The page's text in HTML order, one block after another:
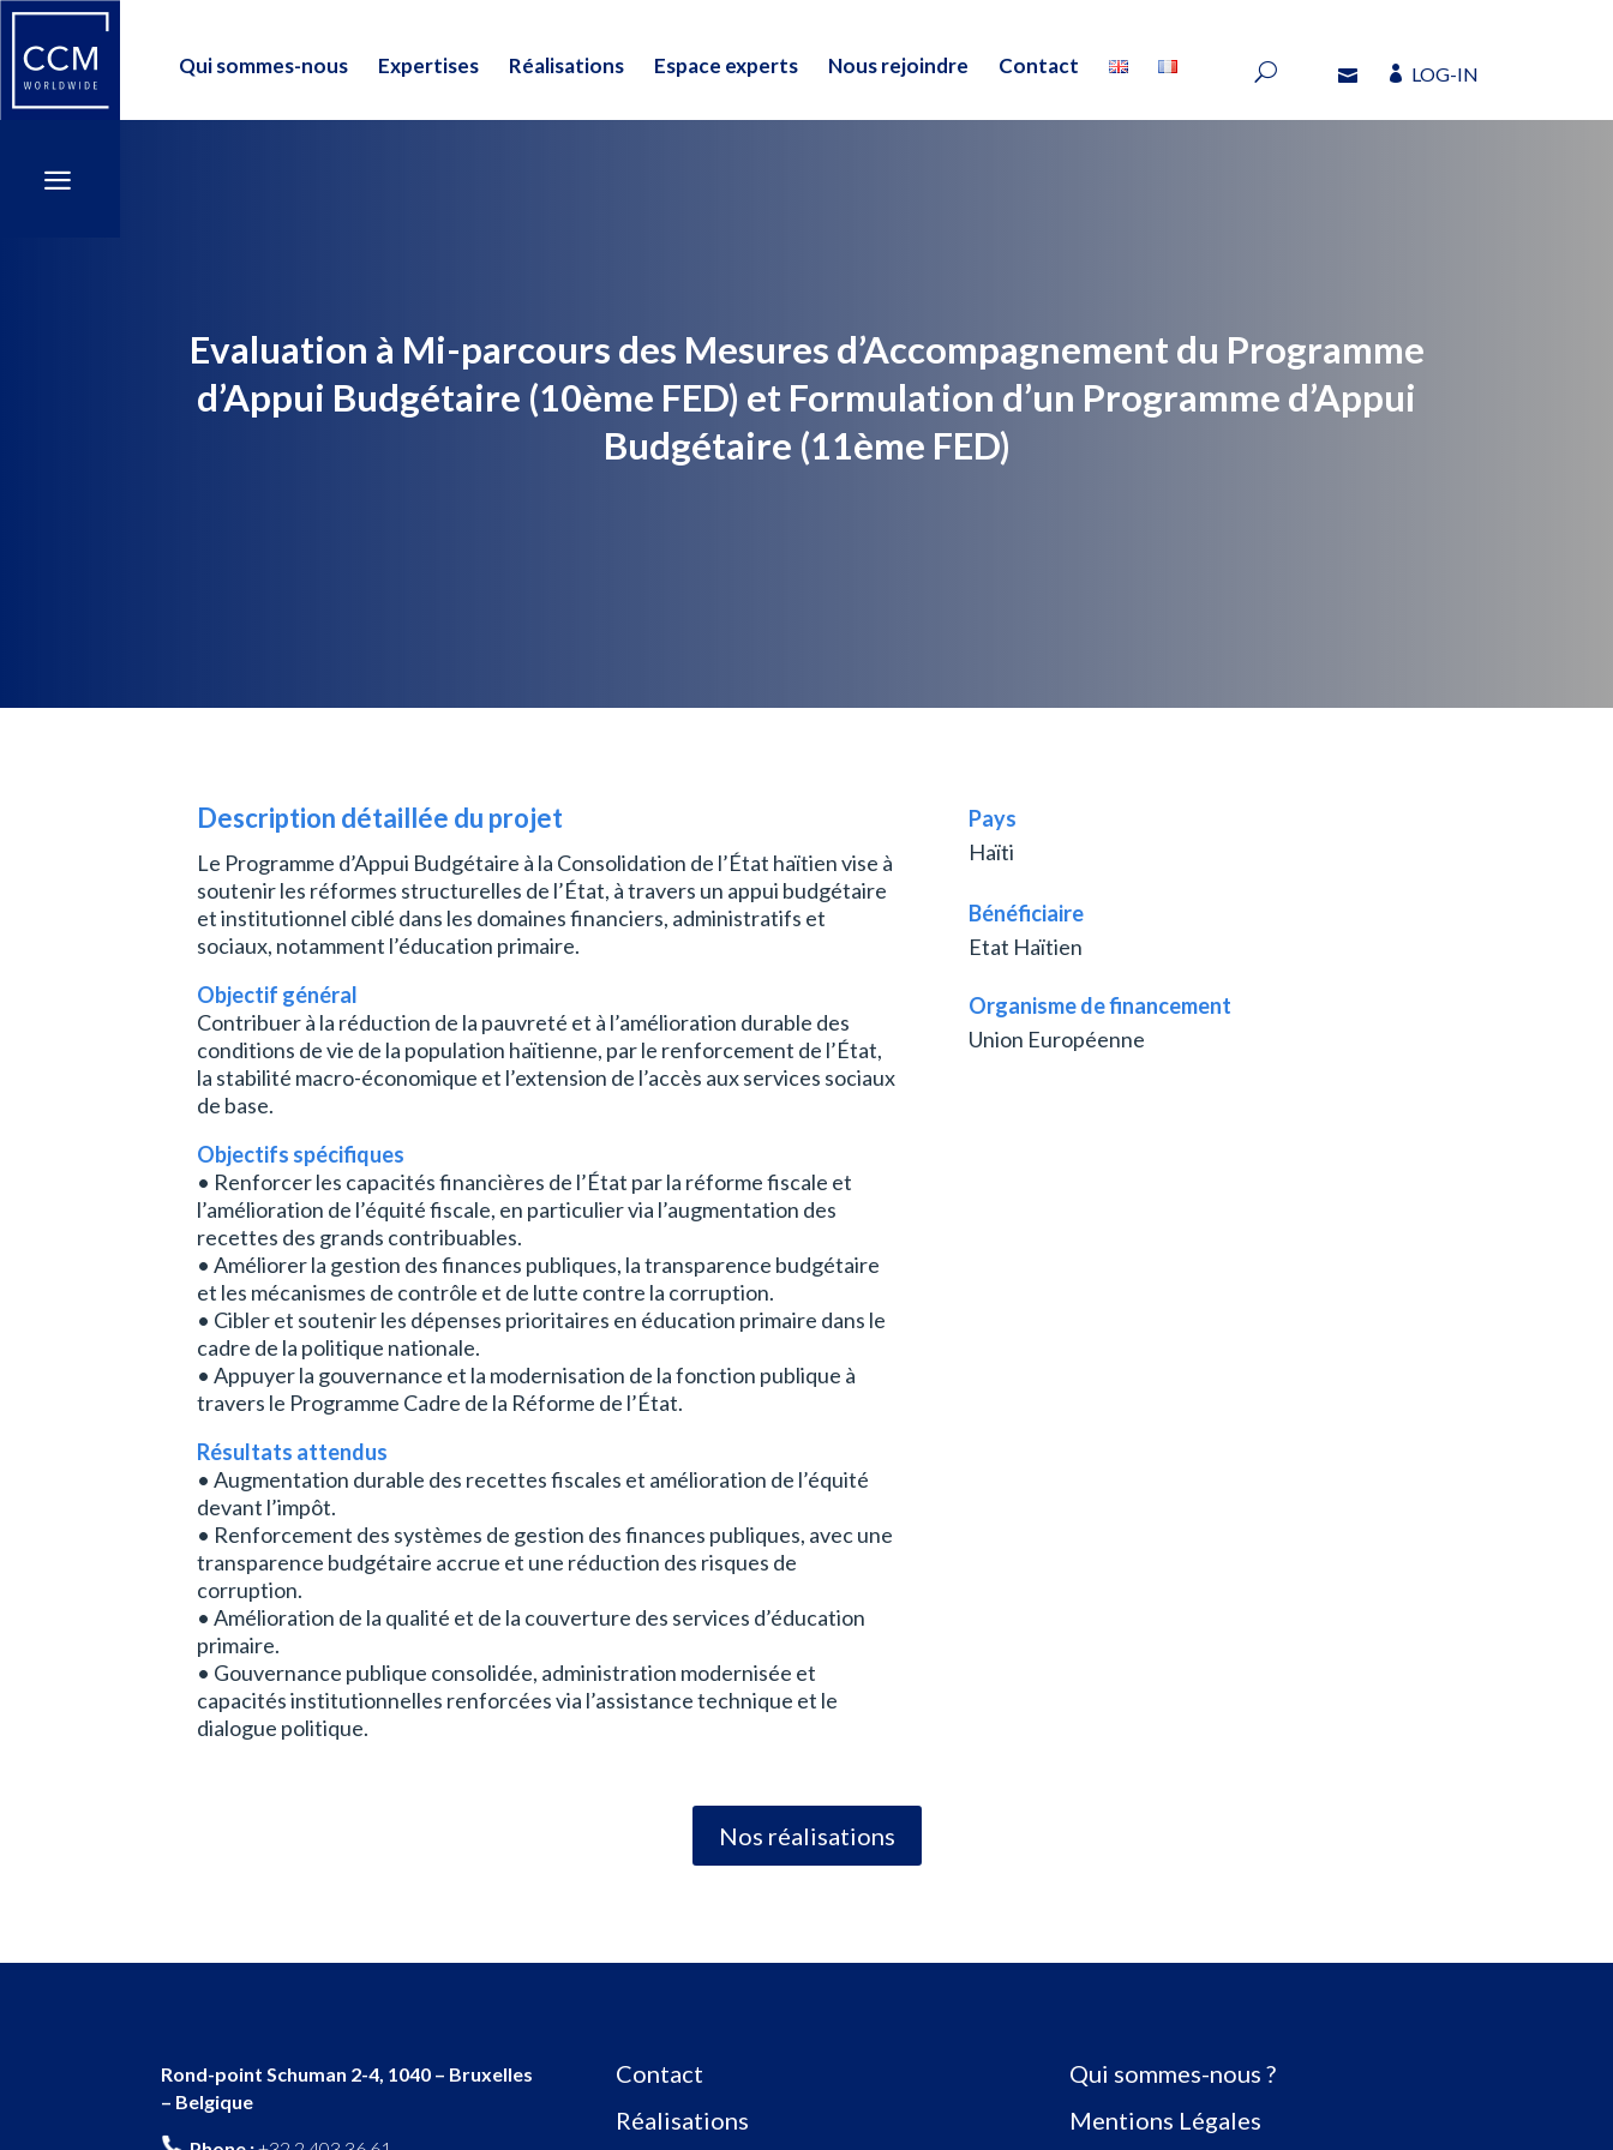
Qui sommes-nous Expertises Réalisations Espace experts Nous rejoindre Contact
a
LOG-IN
Qui sommes-nous Expertises Réalisations Espace experts Nous rejoindre Contact
a
Evaluation à Mi-parcours des Mesures d’Accompagnement du Programme
d’Appui Budgétaire (10ème FED) et Formulation d’un Programme d’Appui
Budgétaire (11ème FED)
Description détaillée du projet
Le Programme d’Appui Budgétaire à la Consolidation de l’État haïtien vise à
soutenir les réformes structurelles de l’État, à travers un appui budgétaire
et institutionnel ciblé dans les domaines financiers, administratifs et
sociaux, notamment l’éducation primaire.
Objectif général
Contribuer à la réduction de la pauvreté et à l’amélioration durable des
conditions de vie de la population haïtienne, par le renforcement de l’État,
la stabilité macro-économique et l’extension de l’accès aux services sociaux
de base.
Objectifs spécifiques
• Renforcer les capacités financières de l’État par la réforme fiscale et
l’amélioration de l’équité fiscale, en particulier via l’augmentation des
recettes des grands contribuables.
• Améliorer la gestion des finances publiques, la transparence budgétaire
et les mécanismes de contrôle et de lutte contre la corruption.
• Cibler et soutenir les dépenses prioritaires en éducation primaire dans le
cadre de la politique nationale.
• Appuyer la gouvernance et la modernisation de la fonction publique à
travers le Programme Cadre de la Réforme de l’État.
Résultats attendus
• Augmentation durable des recettes fiscales et amélioration de l’équité
devant l’impôt.
• Renforcement des systèmes de gestion des finances publiques, avec une
transparence budgétaire accrue et une réduction des risques de
corruption.
• Amélioration de la qualité et de la couverture des services d’éducation
primaire.
• Gouvernance publique consolidée, administration modernisée et
capacités institutionnelles renforcées via l’assistance technique et le
dialogue politique.
Pays
Haïti
Bénéficiaire
Etat Haïtien
Organisme de financement
Union Européenne
Nos réalisations
Rond-point Schuman 2-4, 1040 – Bruxelles
– Belgique
Contact
Réalisations
Qui sommes-nous ?
Mentions Légales